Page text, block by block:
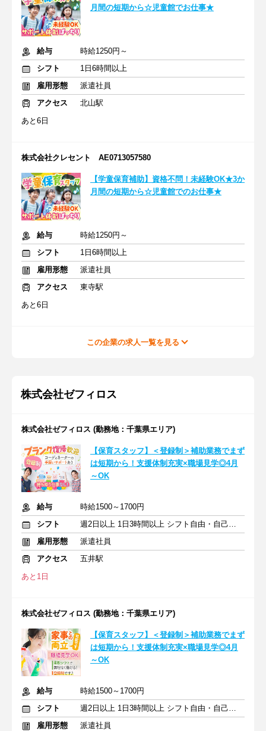
月間の短期から☆児童館でお仕事★
給与
時給1250円～
シフト
1日6時間以上
雇用形態
派遣社員
アクセス
北山駅
あと6日
株式会社クレセント AE0713057580
【学童保育補助】資格不問！未経験OK★3か
月間の短期から☆児童館でのお仕事★
給与
時給1250円～
シフト
1日6時間以上
雇用形態
派遣社員
アクセス
東寺駅
あと6日
この企業の求人一覧を見る
株式会社ゼフィロス
株式会社ゼフィロス (勤務地：千葉県エリア)
【保育スタッフ】＜登録制＞補助業務でまず
は短期から！支援体制充実×職場見学◎4月
～OK
給与
時給1500～1700円
シフト
週2日以上 1日3時間以上 シフト自由・自己申告
雇用形態
派遣社員
アクセス
五井駅
あと1日
株式会社ゼフィロス (勤務地：千葉県エリア)
【保育スタッフ】＜登録制＞補助業務でまず
は短期から！支援体制充実×職場見学◎4月
～OK
給与
時給1500～1700円
シフト
週2日以上 1日3時間以上 シフト自由・自己申告
雇用形態
派遣社員